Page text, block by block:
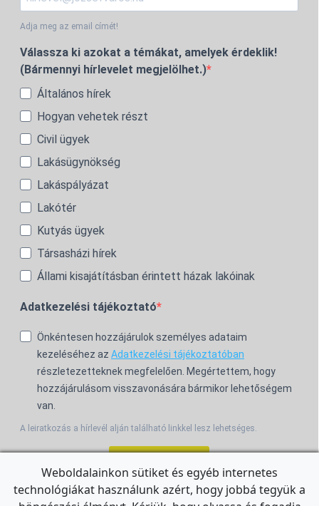
Adja meg az email címét!
Válassza ki azokat a témákat, amelyek érdeklik!
(Bármennyi hírlevelet megjelölhet.)
Általános hírek
Hogyan vehetek részt
Civil ügyek
Lakásügynökség
Lakáspályázat
Lakótér
Kutyás ügyek
Társasházi hírek
Állami kisajátításban érintett házak lakóinak
Adatkezelési tájékoztató
Önkéntesen hozzájárulok személyes adataim
kezeléséhez az Adatkezelési tájékoztatóban
részletezetteknek megfelelően. Megértettem, hogy
hozzájárulásom visszavonására bármikor lehetőségem
van.
A leiratkozás a hírlevél alján található linkkel lesz lehetséges.
For the English Newsletter, clickHERE.
Weboldalainkon sütiket és egyéb internetes
technológiákat használunk azért, hogy jobbá tegyük a